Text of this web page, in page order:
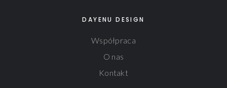
DAYENU DESIGN
Współpraca
O nas
Kontakt